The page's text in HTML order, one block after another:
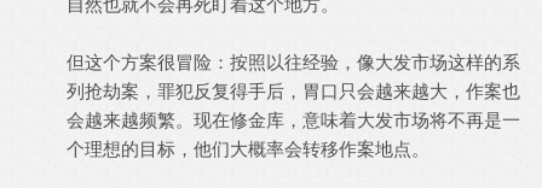
自然也就不会再死盯着这个地方。
但这个方案很冒险：按照以往经验，像大发市场这样的系
列抢劫案，罪犯反复得手后，胃口只会越来越大，作案也
会越来越频繁。现在修金库，意味着大发市场将不再是一
个理想的目标，他们大概率会转移作案地点。